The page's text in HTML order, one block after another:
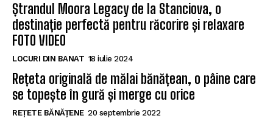
Ștrandul Moora Legacy de la Stanciova, o
destinație perfectă pentru răcorire și relaxare
FOTO VIDEO
LOCURI DIN BANAT 18 iulie 2024
Rețeta originală de mălai bănățean, o pâine care
se topește în gură și merge cu orice
REȚETE BĂNĂȚENE 20 septembrie 2022